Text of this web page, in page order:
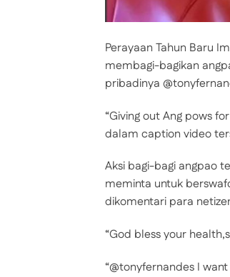
Perayaan Tahun Baru
membagi-bagikan
pribadinya
“Giving out Ang pows
dalam caption video
Aksi bagi-bagi angpao
meminta untuk
dikomentari para
“God bless your
“@tonyfernandes I